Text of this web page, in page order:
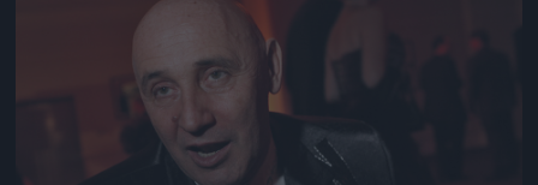
Jön még kép!